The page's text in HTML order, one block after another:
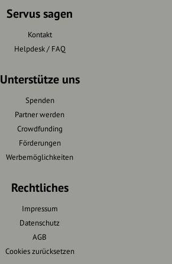
Servus sagen
Kontakt
Helpdesk / FAQ
Unterstütze uns
Spenden
Partner werden
Crowdfunding
Förderungen
Werbemöglichkeiten
Rechtliches
Impressum
Datenschutz
AGB
Cookies zurücksetzen